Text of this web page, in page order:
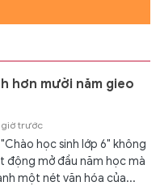
hơn mười năm gieo
giờ trước
học sinh lớp 6" không
động mở đầu năm học mà
một nét văn hóa của...